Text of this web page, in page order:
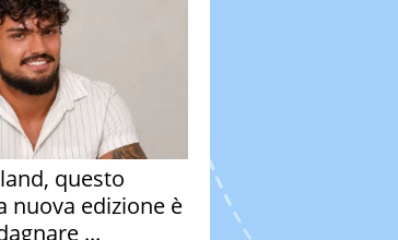
questo
nuova edizione è
...